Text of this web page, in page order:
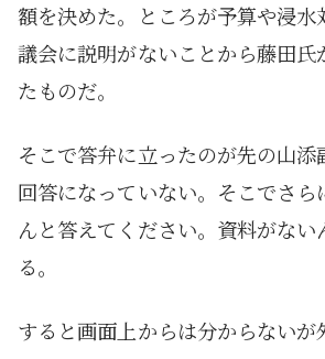
額を決めた。ところが予算や浸水
議会に説明がないことから藤田氏
たものだ。
そこで答弁に立ったのが先の山添
回答になっていない。そこでさら
んと答えてください。資料がな
る。
すると画面上からは分からないが